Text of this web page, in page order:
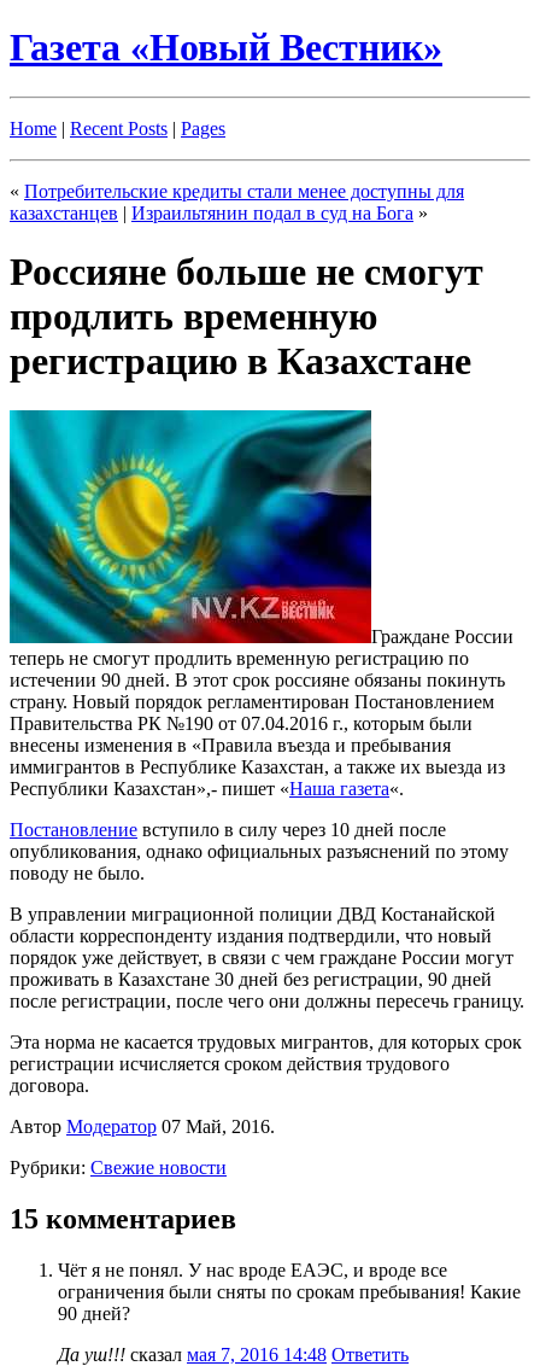
Газета «Новый Вестник»
Home | Recent Posts | Pages
« Потребительские кредиты стали менее доступны для
казахстанцев | Израильтянин подал в суд на Бога »
Россияне больше не смогут
продлить временную
регистрацию в Казахстане
Граждане России
теперь не смогут продлить временную регистрацию по
истечении 90 дней. В этот срок россияне обязаны покинуть
страну. Новый порядок регламентирован Постановлением
Правительства РК №190 от 07.04.2016 г., которым были
внесены изменения в «Правила въезда и пребывания
иммигрантов в Республике Казахстан, а также их выезда из
Республики Казахстан»,- пишет «Наша газета«.
Постановление вступило в силу через 10 дней после
опубликования, однако официальных разъяснений по этому
поводу не было.
В управлении миграционной полиции ДВД Костанайской
области корреспонденту издания подтвердили, что новый
порядок уже действует, в связи с чем граждане России могут
проживать в Казахстане 30 дней без регистрации, 90 дней
после регистрации, после чего они должны пересечь границу.
Эта норма не касается трудовых мигрантов, для которых срок
регистрации исчисляется сроком действия трудового
договора.
Автор Модератор 07 Май, 2016.
Рубрики: Свежие новости
15 комментариев
Чёт я не понял. У нас вроде ЕАЭС, и вроде все
ограничения были сняты по срокам пребывания! Какие
90 дней?
Да уш!!! сказал мая 7, 2016 14:48 Ответить